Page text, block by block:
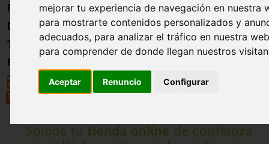
mejorar tu experiencia de navegación en nuestra
para mostrarte contenidos personalizados y
adecuados, para analizar el tráfico en nuestra
para comprender de donde llegan nuestros
Aceptar Renuncio Configurar
Formación
Directorio
Trabajo
Registro